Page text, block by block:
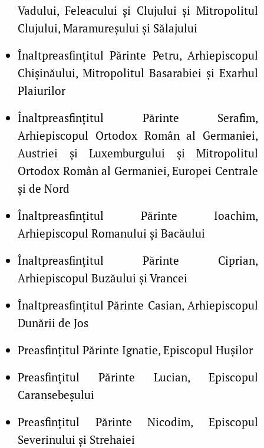
Vadului, Feleacului şi Clujului şi Mitropolitul
Clujului, Maramureşului şi Sălajului
Înaltpreasfinţitul Părinte Petru, Arhiepiscopul
Chişinăului, Mitropolitul Basarabiei şi Exarhul
Plaiurilor
Înaltpreasfinţitul Părinte Serafim,
Arhiepiscopul Ortodox Român al Germaniei,
Austriei şi Luxemburgului şi Mitropolitul
Ortodox Român al Germaniei, Europei Centrale
şi de Nord
Înaltpreasfinţitul Părinte Ioachim,
Arhiepiscopul Romanului şi Bacăului
Înaltpreasfinţitul Părinte Ciprian,
Arhiepiscopul Buzăului şi Vrancei
Înaltpreasfinţitul Părinte Casian, Arhiepiscopul
Dunării de Jos
Preasfinţitul Părinte Ignatie, Episcopul Huşilor
Preasfinţitul Părinte Lucian, Episcopul
Caransebeşului
Preasfinţitul Părinte Nicodim, Episcopul
Severinului şi Strehaiei